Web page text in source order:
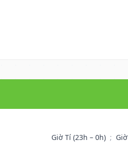
Giờ Tí (23h – 0h) ;